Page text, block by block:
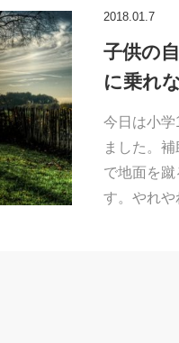
2018.01.7
子供の
に乗れ
今日は小
ました。
で地面を
す。やれ